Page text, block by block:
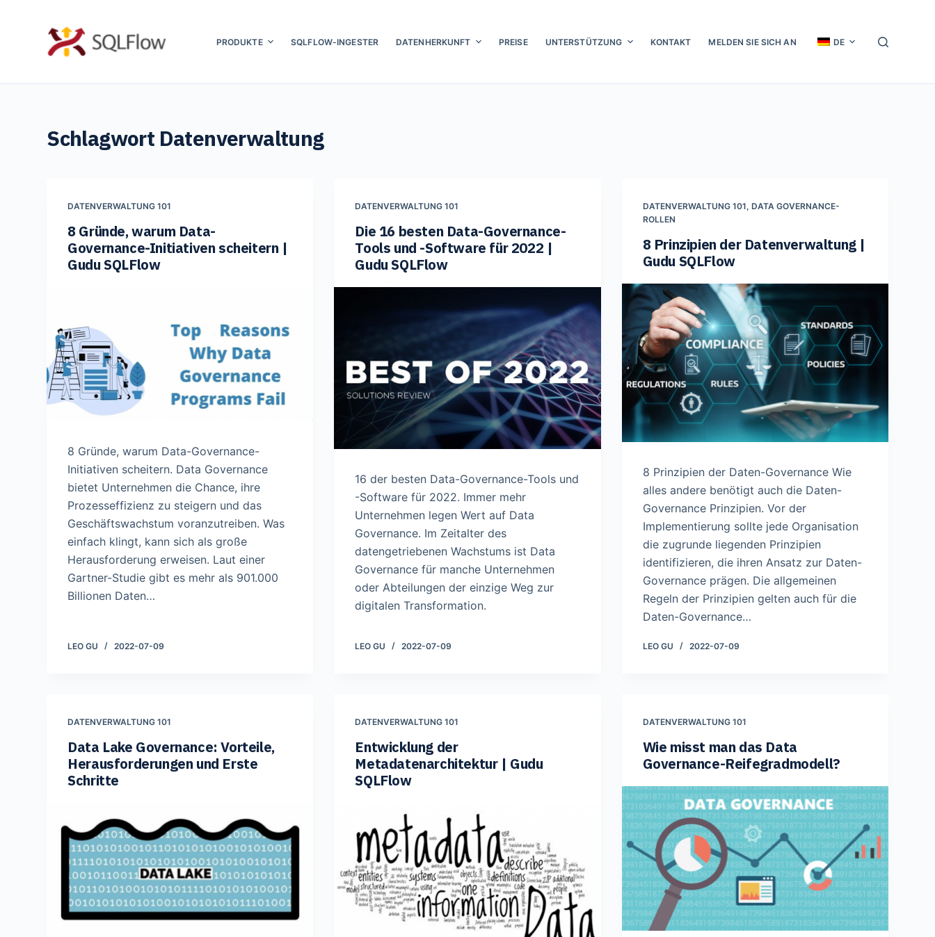
PRODUKTE SQLFLOW-INGESTER DATENHERKUNFT PREISE UNTERSTÜTZUNG KONTAKT MELDEN SIE SICH AN DE
Schlagwort Datenverwaltung
DATENVERWALTUNG 101
8 Gründe, warum Data-
Governance-Initiativen scheitern |
Gudu SQLFlow
8 Gründe, warum Data-Governance-
Initiativen scheitern. Data Governance
bietet Unternehmen die Chance, ihre
Prozesseffizienz zu steigern und das
Geschäftswachstum voranzutreiben. Was
einfach klingt, kann sich als große
Herausforderung erweisen. Laut einer
Gartner-Studie gibt es mehr als 901.000
Billionen Daten…
LEO GU 2022-07-09
DATENVERWALTUNG 101
Die 16 besten Data-Governance-
Tools und -Software für 2022 |
Gudu SQLFlow
16 der besten Data-Governance-Tools und
-Software für 2022. Immer mehr
Unternehmen legen Wert auf Data
Governance. Im Zeitalter des
datengetriebenen Wachstums ist Data
Governance für manche Unternehmen
oder Abteilungen der einzige Weg zur
digitalen Transformation.
LEO GU 2022-07-09
DATENVERWALTUNG 101, DATA GOVERNANCE-
ROLLEN
8 Prinzipien der Datenverwaltung |
Gudu SQLFlow
8 Prinzipien der Daten-Governance Wie
alles andere benötigt auch die Daten-
Governance Prinzipien. Vor der
Implementierung sollte jede Organisation
die zugrunde liegenden Prinzipien
identifizieren, die ihren Ansatz zur Daten-
Governance prägen. Die allgemeinen
Regeln der Prinzipien gelten auch für die
Daten-Governance…
LEO GU 2022-07-09
DATENVERWALTUNG 101
Data Lake Governance: Vorteile,
Herausforderungen und Erste
Schritte
DATENVERWALTUNG 101
Entwicklung der
Metadatenarchitektur | Gudu
SQLFlow
DATENVERWALTUNG 101
Wie misst man das Data
Governance-Reifegradmodell?